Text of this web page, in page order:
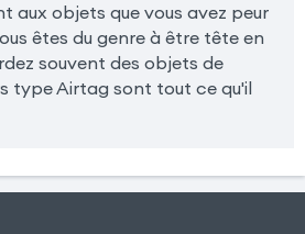
aux objets que vous avez peur
êtes du genre à être tête en
souvent des objets de
type Airtag sont tout ce qu'il